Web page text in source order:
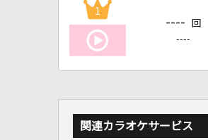
1
---- 回
----
関連カラオケサービス